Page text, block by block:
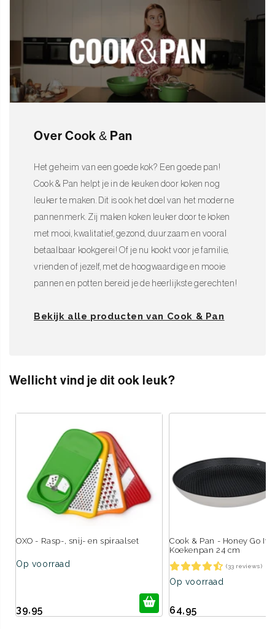
Over Cook & Pan
Het geheim van een goede kok? Een goede pan!
Cook & Pan helpt je in de keuken door koken nog
leuker te maken. Dit is ook het doel van het moderne
pannenmerk. Zij maken koken leuker door te koken
met mooi, kwalitatief, gezond, duurzaam en vooral
betaalbaar kookgerei! Of je nu kookt voor je familie,
vrienden of jezelf, met de hoogwaardige en mooie
pannen en potten bereid je de heerlijkste gerechten!
Bekijk alle producten van Cook & Pan
Wellicht vind je dit ook leuk?
OXO - Rasp-, snij- en spiraalset
Op voorraad
39,95
Cook & Pan - Honey Go
Koekenpan 24 cm
(33 reviews)
Op voorraad
64,95